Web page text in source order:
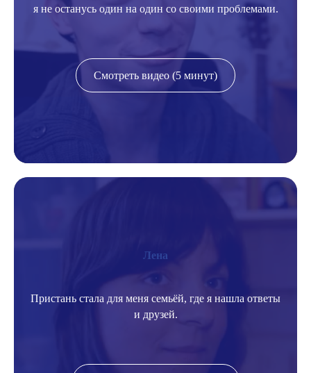
я не останусь один на один со своими проблемами.
Смотреть видео (5 минут)
Лена
Пристань стала для меня семьёй, где я нашла ответы
и друзей.